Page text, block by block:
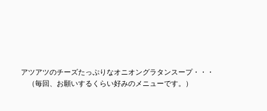
アツアツのチーズたっぷりなオニオングラタンスープ・・・
（毎回、お願いするくらい好みのメニューです。）